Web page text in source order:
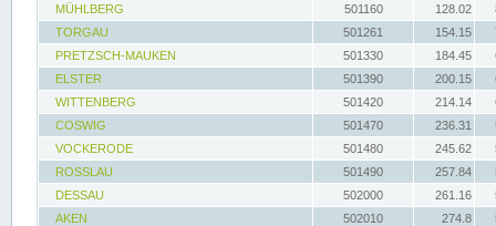
MÜHLBERG
501160 128.02
TORGAU
501261 154.15
PRETZSCH-MAUKEN
501330 184.45
ELSTER
501390 200.15
WITTENBERG
501420 214.14
COSWIG
501470 236.31
VOCKERODE
501480 245.62
ROSSLAU
501490 257.84
DESSAU
502000 261.16
AKEN
502010 274.8